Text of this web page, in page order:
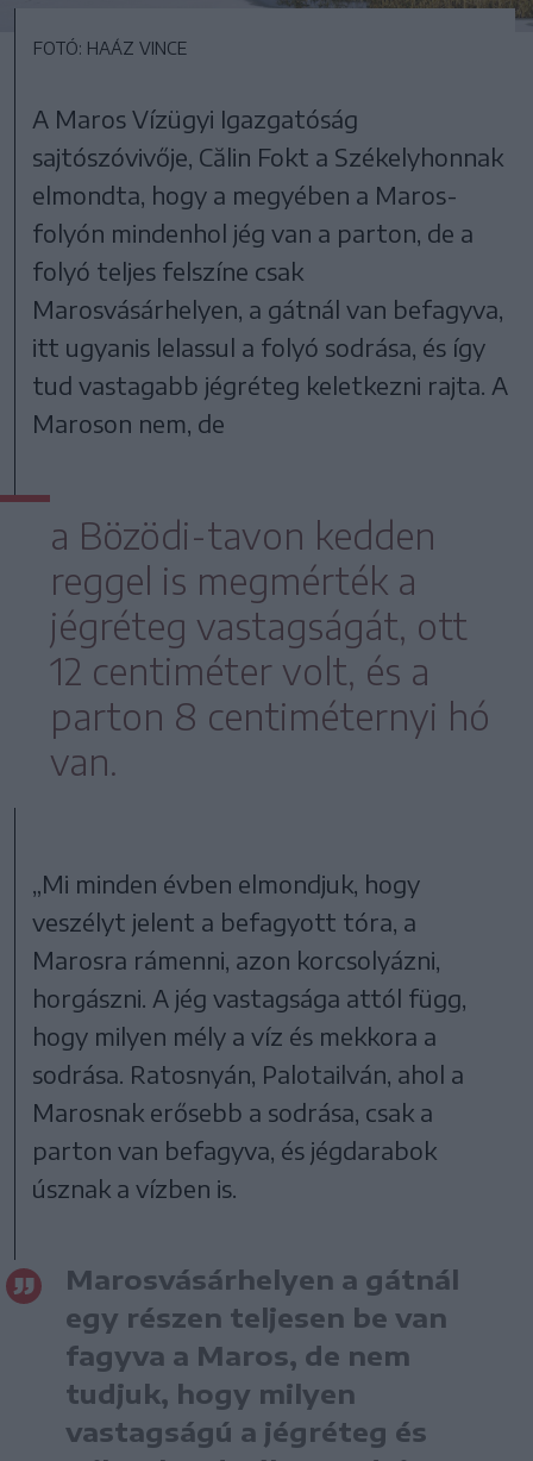
FOTÓ: HAÁZ VINCE
A Maros Vízügyi Igazgatóság
sajtószóvivője, Călin Fokt a Székelyhonnak
elmondta, hogy a megyében a Maros-
folyón mindenhol jég van a parton, de a
folyó teljes felszíne csak
Marosvásárhelyen, a gátnál van befagyva,
itt ugyanis lelassul a folyó sodrása, és így
tud vastagabb jégréteg keletkezni rajta. A
Maroson nem, de
a Bözödi-tavon kedden
reggel is megmérték a
jégréteg vastagságát, ott
12 centiméter volt, és a
parton 8 centiméternyi hó
van.
„Mi minden évben elmondjuk, hogy
veszélyt jelent a befagyott tóra, a
Marosra rámenni, azon korcsolyázni,
horgászni. A jég vastagsága attól függ,
hogy milyen mély a víz és mekkora a
sodrása. Ratosnyán, Palotailván, ahol a
Marosnak erősebb a sodrása, csak a
parton van befagyva, és jégdarabok
úsznak a vízben is.
Marosvásárhelyen a gátnál
egy részen teljesen be van
fagyva a Maros, de nem
tudjuk, hogy milyen
vastagságú a jégréteg és